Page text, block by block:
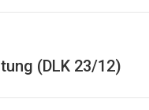
(DLK 23/12)